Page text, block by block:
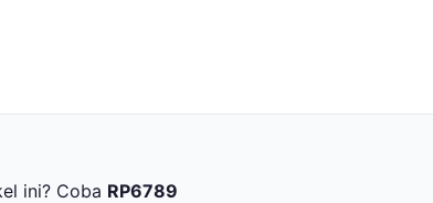
ini? Coba RP6789